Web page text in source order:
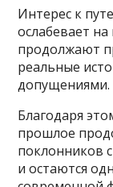
Интерес к
ослабевает
продолжают
реальные
допущениями.
Благодаря
прошлое
поклонников
и остаются